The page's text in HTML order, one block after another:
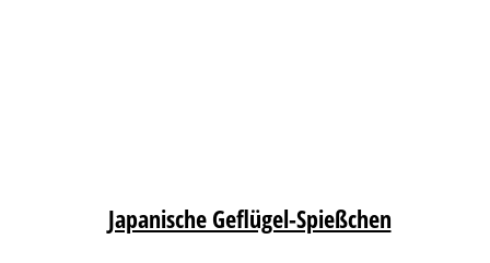
Japanische Geflügel-Spießchen